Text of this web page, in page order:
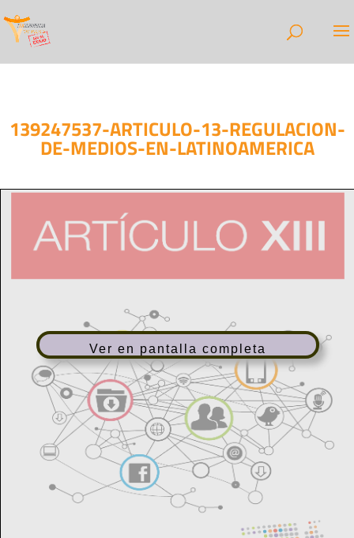
139247537-ARTICULO-13-REGULACION-
DE-MEDIOS-EN-LATINOAMERICA
Ver en pantalla completa